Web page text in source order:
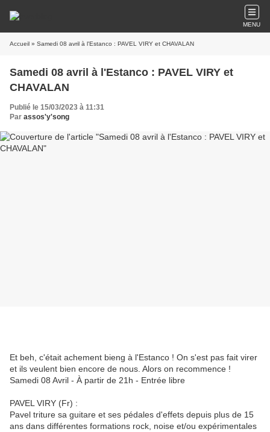
MENU
Accueil » Samedi 08 avril à l'Estanco : PAVEL VIRY et CHAVALAN
Samedi 08 avril à l'Estanco : PAVEL VIRY et
CHAVALAN
Publié le 15/03/2023 à 11:31
Par assos'y'song
Et beh, c'était achement bieng à l'Estanco ! On s'est pas fait virer
et ils veulent bien encore de nous. Alors on recommence !
Samedi 08 Avril - À partir de 21h - Entrée libre
PAVEL VIRY (Fr) :
Pavel triture sa guitare et ses pédales d'effets depuis plus de 15
ans dans différentes formations rock, noise et/ou expérimentales